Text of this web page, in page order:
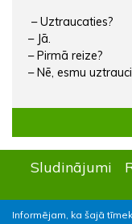
Informējam, ka šajā
– Uztraucaties?
– Jā.
– Pirmā reize?
– Nē, esmu
Sludinājumi